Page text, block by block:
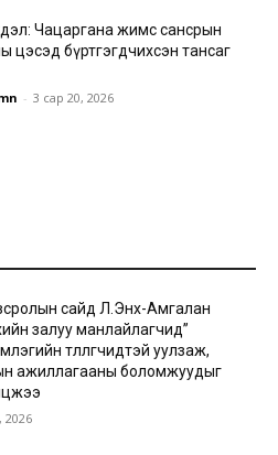
Чацаргана жимс сансрын
цэсэд бүртгэгдчихсэн тансаг
- 3 сар 20, 2026
сайд Л.Энх-Амгалан
залуу манлайлагчид”
төлөөлөгчидтэй уулзаж,
ажиллагааны боломжуудыг
2026